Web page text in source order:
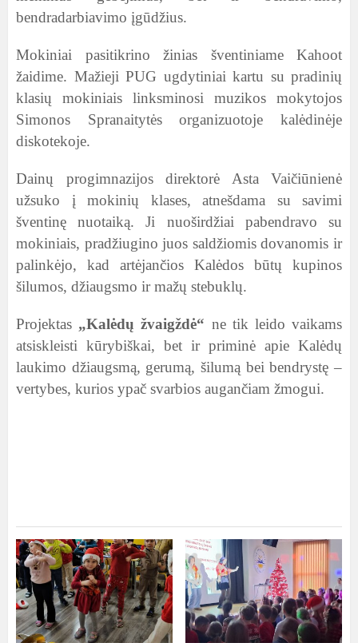
bendradarbiavimo įgūdžius.
Mokiniai pasitikrino žinias šventiniame Kahoot
žaidime. Mažieji PUG ugdytiniai kartu su pradinių
klasių mokiniais linksminosi muzikos mokytojos
Simonos Spranaitytės organizuotoje kalėdinėje
diskotekoje.
Dainų progimnazijos direktorė Asta Vaičiūnienė
užsuko į mokinių klases, atnešdama su savimi
šventinę nuotaiką. Ji nuoširdžiai pabendravo su
mokiniais, pradžiugino juos saldžiomis dovanomis ir
palinkėjo, kad artėjančios Kalėdos būtų kupinos
šilumos, džiaugsmo ir mažų stebuklų.
Projektas „Kalėdų žvaigždė“ ne tik leido vaikams
atsiskleisti kūrybiškai, bet ir priminė apie Kalėdų
laukimo džiaugsmą, gerumą, šilumą bei bendrystę –
vertybes, kurios ypač svarbios augančiam žmogui.